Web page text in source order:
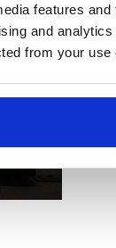
features
and
from your